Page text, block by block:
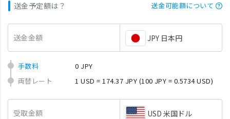
送金予定額は？ 送金可能額について
送金金額 JPY 日本円
手数料
0 JPY
両替レート
1 USD = 174.37 JPY (100 JPY = 0.5734 USD)
受取金額 USD 米国ドル